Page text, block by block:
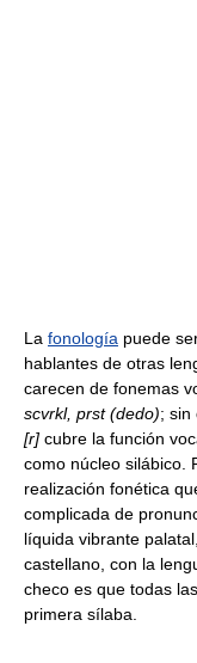
La fonología puede
hablantes de otras
carecen de fonemas
scvrkl, prst (dedo); sin
[r] cubre la función
como núcleo silábico.
realización fonética
complicada de
líquida vibrante
castellano, con la
checo es que todas
primera sílaba.